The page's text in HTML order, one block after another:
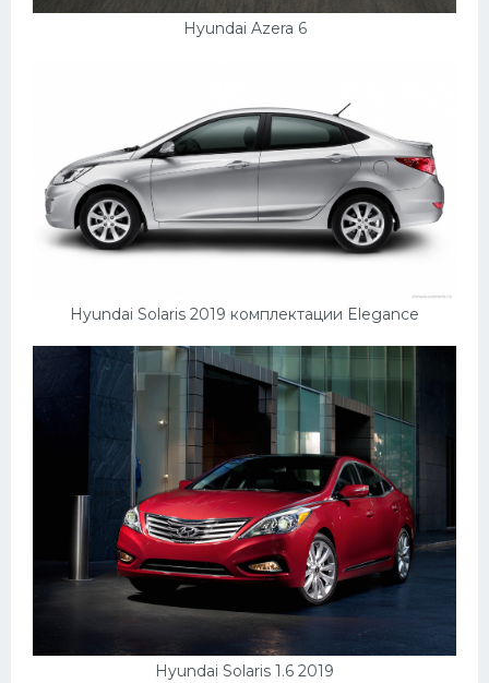
Hyundai Azera 6
Hyundai Solaris 2019 комплектации Elegance
Hyundai Solaris 1.6 2019